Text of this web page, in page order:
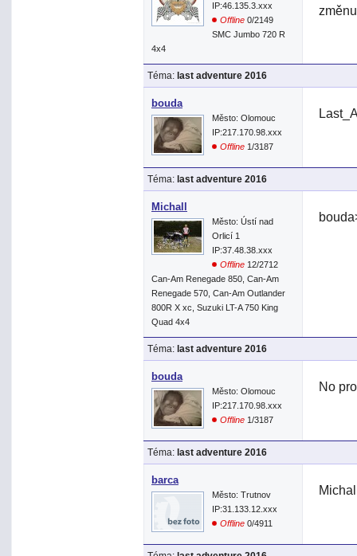
IP:46.135.3.xxx
Offline 0/2149
SMC Jumbo 720 R
4x4
Téma: last adventure 2016
bouda
Město: Olomouc
IP:217.170.98.xxx
Offline 1/3187
Téma: last adventure 2016
Michall
Město: Ústí nad
Orlicí 1
IP:37.48.38.xxx
Offline 12/2712
Can-Am Renegade 850, Can-Am
Renegade 570, Can-Am Outlander
800R X xc, Suzuki LT-A 750 King
Quad 4x4
Téma: last adventure 2016
bouda
Město: Olomouc
IP:217.170.98.xxx
Offline 1/3187
No
Téma: last adventure 2016
barca
Město: Trutnov
IP:31.133.12.xxx
Offline 0/4911